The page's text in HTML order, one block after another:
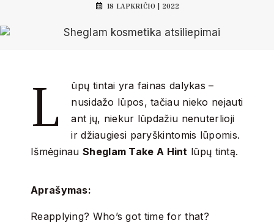
18 LAPKRIČIO | 2022
L
ūpų tintai yra fainas dalykas –
nusidažo lūpos, tačiau nieko nejauti
ant jų, niekur lūpdažiu nenuterlioji
ir džiaugiesi paryškintomis lūpomis.
Išmėginau Sheglam Take A Hint lūpų tintą.
Aprašymas:
Reapplying? Who’s got time for that?